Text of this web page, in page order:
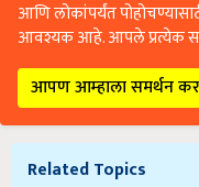
आणि लोकांपर्यंत
आवश्यक आहे. आपले प्रत्येक
आपण आम्हाला समर्थन
Related Topics